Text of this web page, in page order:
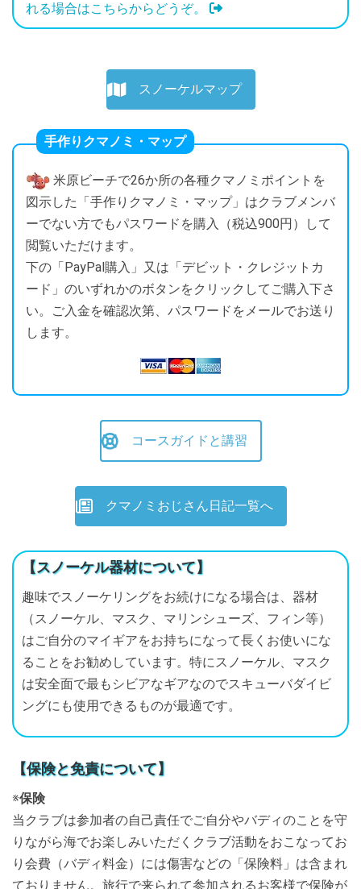
れる場合はこちらからどうぞ。
スノーケルマップ
手作りクマノミ・マップ
米原ビーチで26か所の各種クマノミポイントを
図示した「手作りクマノミ・マップ」はクラブメンバ
ーでない方でもパスワードを購入（税込900円）して
閲覧いただけます。
下の「PayPal購入」又は「デビット・クレジットカ
ード」のいずれかのボタンをクリックしてご購入下さ
い。ご入金を確認次第、パスワードをメールでお送り
します。
コースガイドと講習
クマノミおじさん日記一覧へ
【スノーケル器材について】
趣味でスノーケリングをお続けになる場合は、器材
（スノーケル、マスク、マリンシューズ、フィン等）
はご自分のマイギアをお持ちになって長くお使いにな
ることをお勧めしています。特にスノーケル、マスク
は安全面で最もシビアなギアなのでスキューバダイビ
ングにも使用できるものが最適です。
【保険と免責について】
※保険
当クラブは参加者の自己責任でご自分やバディのことを守
りながら海でお楽しみいただくクラブ活動をおこなってお
り会費（バディ料金）には傷害などの「保険料」は含まれ
ておりません。旅行で来られて参加されるお客様で保険が